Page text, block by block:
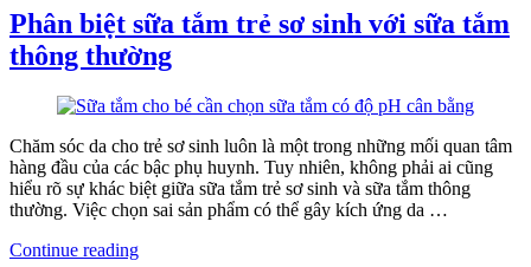
mà
bố
mẹ
cần
biết”
tắm
cho
sinh
mà
bố
mẹ
cần
biết
Phân biệt sữa tắm trẻ sơ sinh với sữa tắm
thông thường
Chăm sóc da cho trẻ sơ sinh luôn là một trong những mối quan tâm
hàng đầu của các bậc phụ huynh. Tuy nhiên, không phải ai cũng
hiểu rõ sự khác biệt giữa sữa tắm trẻ sơ sinh và sữa tắm thông
thường. Việc chọn sai sản phẩm có thể gây kích ứng da …
Continue reading“Phân